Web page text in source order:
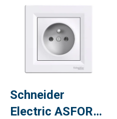
Schneider
Electric ASFORA